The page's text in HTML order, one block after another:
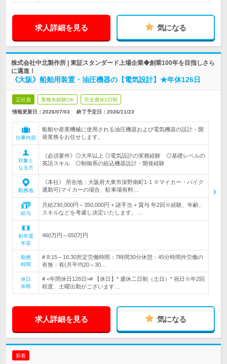
求人詳細を見る 気になる
株式会社中北製作所 | 東証スタンダード上場企業◆創業100年を目指しさら
に邁進！
《大阪》船舶用装置・油圧機器の【電気設計】★年休126日
正社員 業種未経験OK 完全週休2日制
情報更新日：2026/07/03 終了予定日： 2026/11/23
仕事内容
船舶や産業機械に使用される油圧機器および電気機器の設計・開
発業務をお任せします。
対象と
なる方
《必須要件》◎大卒以上 ◎電気設計の実務経験 ◎基礎レベルの
英語スキル ◎制御系の組込機器設計・開発経験
勤務地
《本社》 所在地：大阪府大東市深野南町1-1 ※マイカー・バイク
通勤可(マイカーの場合、駐車場有料…
給与
月給230,000円～350,000円 + 諸手当 + 賞与 年2回※経験、年齢、
スキルなどを考慮し決定いたします。…
初年度
年収
460万円～650万円
勤務
時間
# 8:15～16:30所定労働時間：7時間30分休憩：45分時間外労働の
有無：有(月平均20～30…
休日
休暇
# <年間休日126日># 【休日】* 週休二日制（土日）* 祝日※年2回
程度、土曜出勤がございます…
求人詳細を見る 気になる
新着